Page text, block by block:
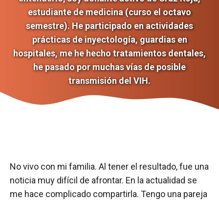
estudiante de medicina (curso el octavo
semestre). He participado en actividades
prácticas de inyectología, guardias en
hospitales, me he hecho tratamientos dentales,
he pasado por muchas vías de posible
transmisión del VIH.
No vivo con mi familia. Al tener el resultado, fue una
noticia muy difícil de afrontar. En la actualidad se
me hace complicado compartirla. Tengo una pareja